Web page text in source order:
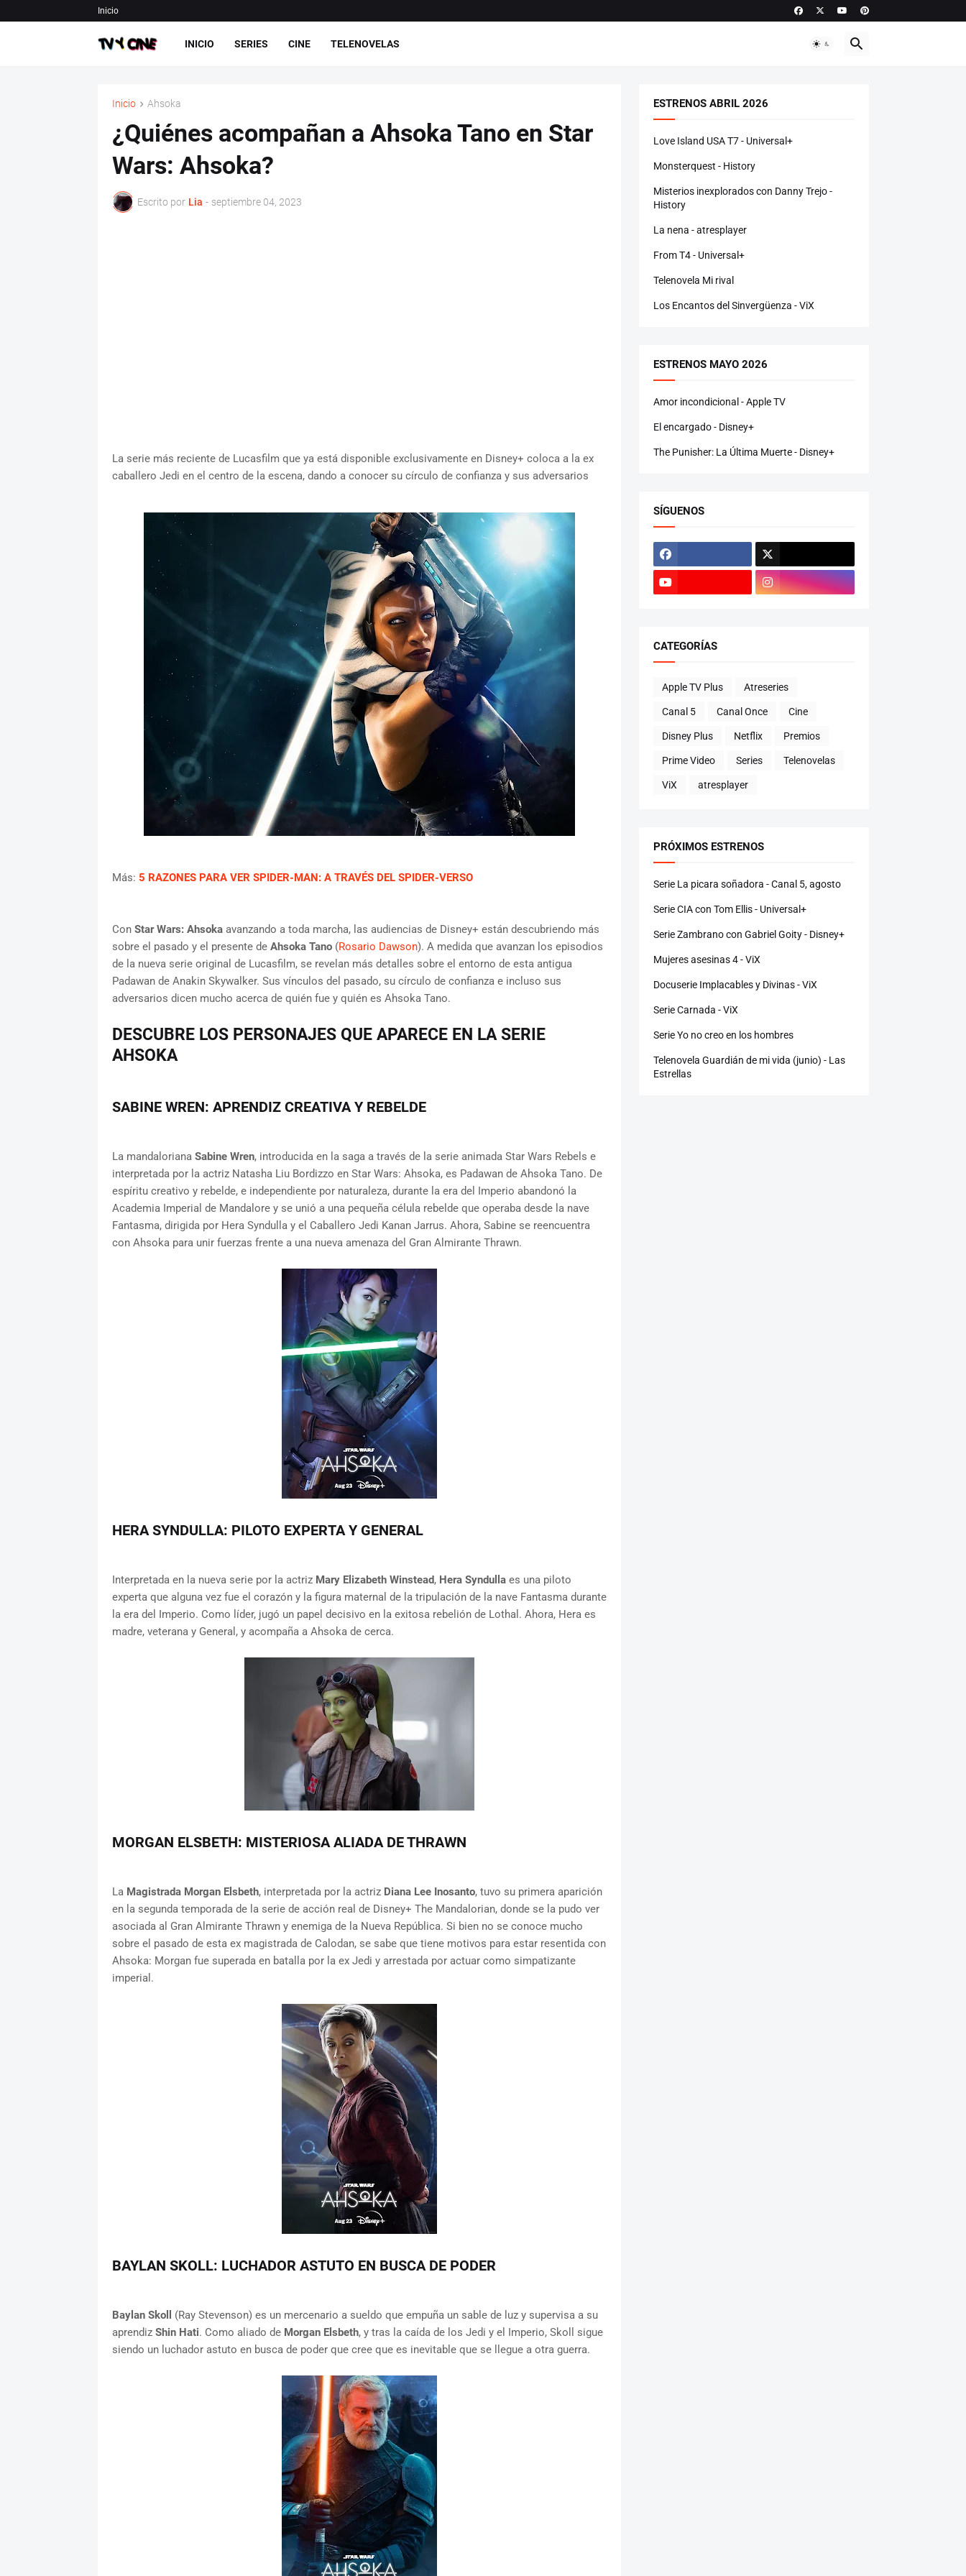
Inicio
INICIO SERIES CINE TELENOVELAS
Inicio Ahsoka
¿Quiénes acompañan a Ahsoka Tano en Star
Wars: Ahsoka?
Escrito por Lia - septiembre 04, 2023
La serie más reciente de Lucasfilm que ya está disponible exclusivamente en Disney+ coloca a la ex
caballero Jedi en el centro de la escena, dando a conocer su círculo de confianza y sus adversarios
Más: 5 RAZONES PARA VER SPIDER-MAN: A TRAVÉS DEL SPIDER-VERSO
Con Star Wars: Ahsokaavanzando a toda marcha, las audiencias de Disney+ están descubriendo más
sobre el pasado y el presente de Ahsoka Tano(Rosario Dawson). A medida que avanzan los episodios
de la nueva serie original de Lucasfilm, se revelan más detalles sobre el entorno de esta antigua
Padawan de Anakin Skywalker. Sus vínculos del pasado, su círculo de confianza e incluso sus
adversarios dicen mucho acerca de quién fue y quién es Ahsoka Tano.
DESCUBRE LOS PERSONAJES QUE APARECE EN LA SERIE
AHSOKA
SABINE WREN: APRENDIZ CREATIVA Y REBELDE
La mandaloriana Sabine Wren, introducida en la saga a través de la serie animada Star Wars Rebels e
interpretada por la actriz Natasha Liu Bordizzo en Star Wars: Ahsoka, es Padawan de Ahsoka Tano. De
espíritu creativo y rebelde, e independiente por naturaleza, durante la era del Imperio abandonó la
Academia Imperial de Mandalore y se unió a una pequeña célula rebelde que operaba desde la nave
Fantasma, dirigida por Hera Syndulla y el Caballero Jedi Kanan Jarrus. Ahora, Sabine se reencuentra
con Ahsoka para unir fuerzas frente a una nueva amenaza del Gran Almirante Thrawn.
HERA SYNDULLA: PILOTO EXPERTA Y GENERAL
Interpretada en la nueva serie por la actriz Mary Elizabeth Winstead, Hera Syndullaes una piloto
experta que alguna vez fue el corazón y la figura maternal de la tripulación de la nave Fantasma durante
la era del Imperio. Como líder, jugó un papel decisivo en la exitosa rebelión de Lothal. Ahora, Hera es
madre, veterana y General, y acompaña a Ahsoka de cerca.
MORGAN ELSBETH: MISTERIOSA ALIADA DE THRAWN
La Magistrada Morgan Elsbeth, interpretada por la actriz Diana Lee Inosanto, tuvo su primera aparición
en la segunda temporada de la serie de acción real de Disney+ The Mandalorian, donde se la pudo ver
asociada al Gran Almirante Thrawn y enemiga de la Nueva República. Si bien no se conoce mucho
sobre el pasado de esta ex magistrada de Calodan, se sabe que tiene motivos para estar resentida con
Ahsoka: Morgan fue superada en batalla por la ex Jedi y arrestada por actuar como simpatizante
imperial.
BAYLAN SKOLL: LUCHADOR ASTUTO EN BUSCA DE PODER
Baylan Skoll
(Ray Stevenson) es un mercenario a sueldo que empuña un sable de luz y supervisa a su
aprendiz Shin Hati. Como aliado de Morgan Elsbeth, y tras la caída de los Jedi y el Imperio, Skoll sigue
siendo un luchador astuto en busca de poder que cree que es inevitable que se llegue a otra guerra.
ESTRENOS ABRIL 2026
Love Island USA T7 - Universal+
Monsterquest - History
Misterios inexplorados con Danny Trejo -
History
La nena - atresplayer
From T4 - Universal+
Telenovela Mi rival
Los Encantos del Sinvergüenza - ViX
ESTRENOS MAYO 2026
Amor incondicional - Apple TV
El encargado - Disney+
The Punisher: La Última Muerte - Disney+
SÍGUENOS
CATEGORÍAS
Apple TV Plus Atreseries
Canal 5 Canal Once Cine
Disney Plus Netflix Premios
Prime Video Series Telenovelas
ViX atresplayer
PRÓXIMOS ESTRENOS
Serie La picara soñadora - Canal 5, agosto
Serie CIA con Tom Ellis - Universal+
Serie Zambrano con Gabriel Goity - Disney+
Mujeres asesinas 4 - ViX
Docuserie Implacables y Divinas - ViX
Serie Carnada - ViX
Serie Yo no creo en los hombres
Telenovela Guardián de mi vida (junio) - Las
Estrellas